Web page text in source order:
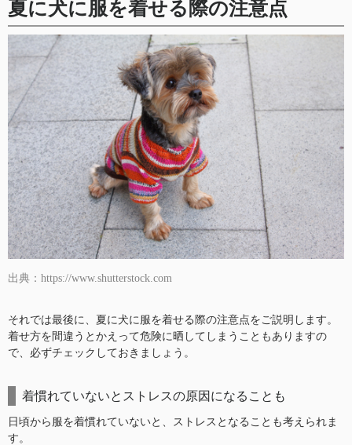
夏に犬に服を着せる際の注意点
出典：https://www.shutterstock.com
それでは最後に、夏に犬に服を着せる際の注意点をご説明します。
着せ方を間違うとかえって危険に晒してしまうこともありますの
で、必ずチェックしておきましょう。
着慣れていないとストレスの原因になることも
日頃から服を着慣れていないと、ストレスとなることも考えられま
す。